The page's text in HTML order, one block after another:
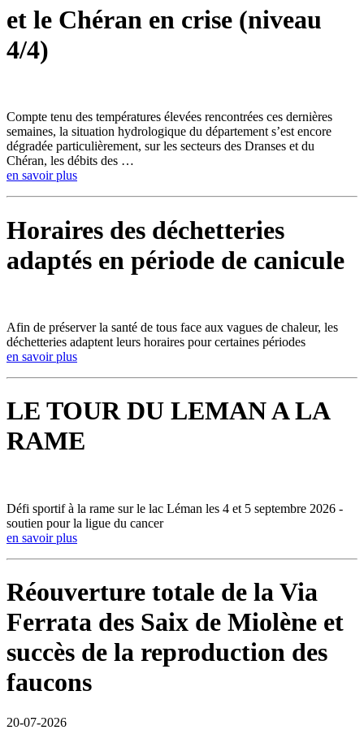
et le Chéran en crise (niveau
4/4)
Compte tenu des températures élevées rencontrées ces dernières
semaines, la situation hydrologique du département s’est encore
dégradée particulièrement, sur les secteurs des Dranses et du
Chéran, les débits des …
en savoir plus
Horaires des déchetteries
adaptés en période de canicule
Afin de préserver la santé de tous face aux vagues de chaleur, les
déchetteries adaptent leurs horaires pour certaines périodes
en savoir plus
LE TOUR DU LEMAN A LA
RAME
Défi sportif à la rame sur le lac Léman les 4 et 5 septembre 2026 -
soutien pour la ligue du cancer
en savoir plus
Réouverture totale de la Via
Ferrata des Saix de Miolène et
succès de la reproduction des
faucons
20-07-2026